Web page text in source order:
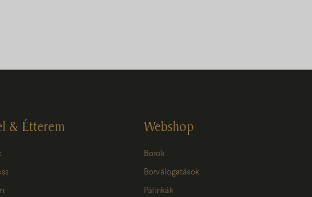
& Étterem Webshop
Borok
Borválogatások
Pálinkák